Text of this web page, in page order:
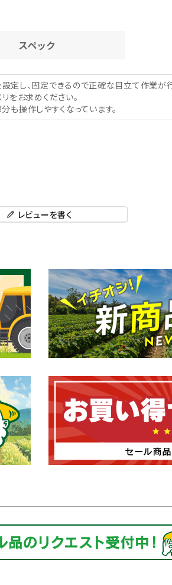
スペック
定し、固定できるので正確な目立て作業が
をお求めください。
も操作しやすくなっています。
レビューを書く